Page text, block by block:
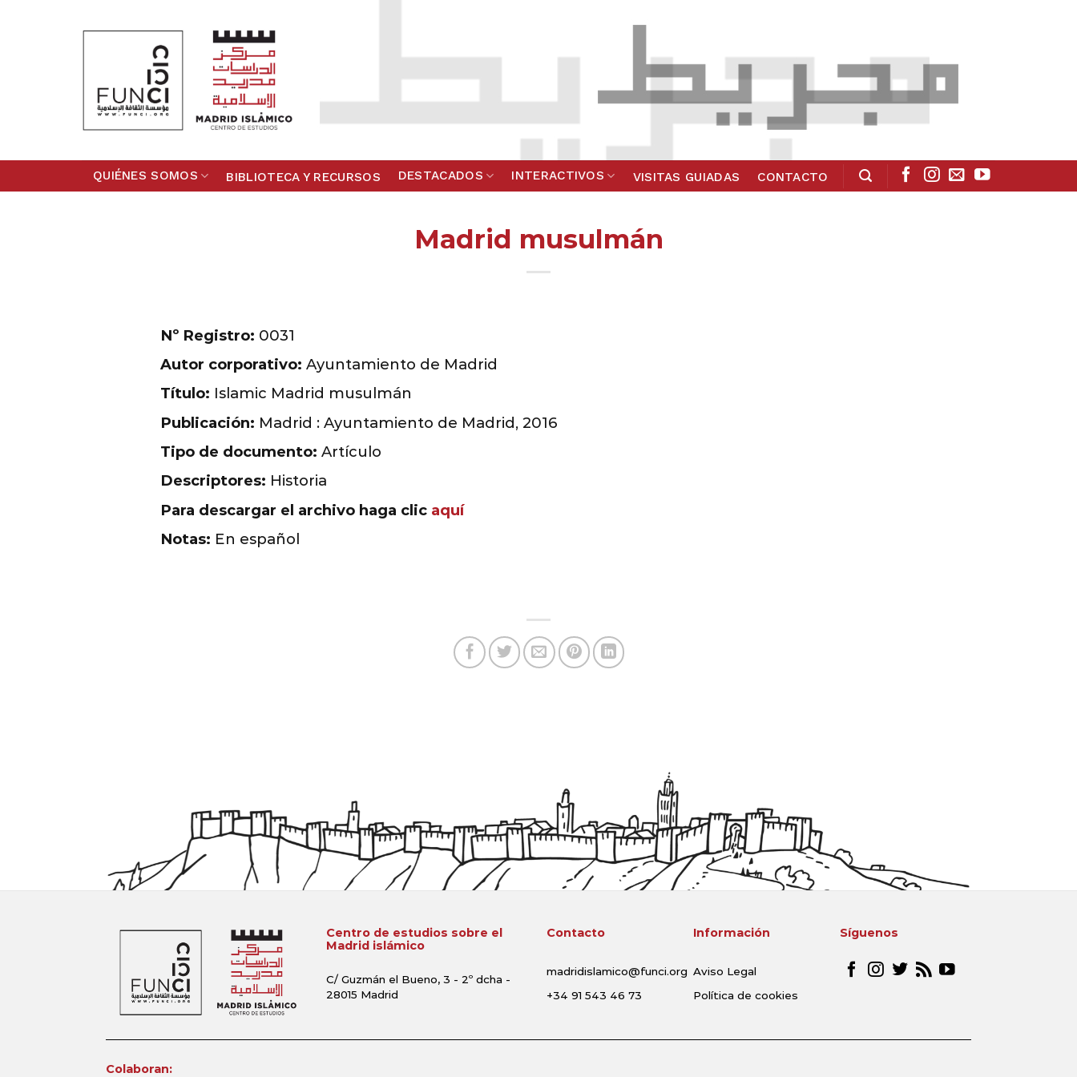
QUIÉNES SOMOS BIBLIOTECA Y RECURSOS DESTACADOS INTERACTIVOS VISITAS GUIADAS CONTACTO
Madrid musulmán
Nº Registro: 0031
Autor corporativo: Ayuntamiento de Madrid
Título: Islamic Madrid musulmán
Publicación: Madrid : Ayuntamiento de Madrid, 2016
Tipo de documento: Artículo
Descriptores: Historia
Para descargar el archivo haga clic aquí
Notas: En español
Centro de estudios sobre el
Madrid islámico
C/ Guzmán el Bueno, 3 - 2º dcha -
28015 Madrid
Contacto
madridislamico@funci.org
+34 91 543 46 73
Información
Aviso Legal
Política de cookies
Síguenos
Colaboran: